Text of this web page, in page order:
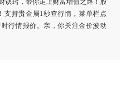
诀窍，带你走上财富增值之路！股
支持贵金属1秒查行情，菜单栏点
行情报价。亲，你关注金价波动